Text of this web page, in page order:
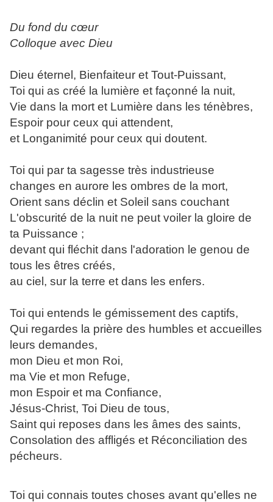
Du fond du cœur
Colloque avec Dieu
Dieu éternel, Bienfaiteur et Tout-Puissant,
Toi qui as créé la lumière et façonné la nuit,
Vie dans la mort et Lumière dans les ténèbres,
Espoir pour ceux qui attendent,
et Longanimité pour ceux qui doutent.
Toi qui par ta sagesse très industrieuse
changes en aurore les ombres de la mort,
Orient sans déclin et Soleil sans couchant
L'obscurité de la nuit ne peut voiler la gloire de
ta Puissance ;
devant qui fléchit dans l'adoration le genou de
tous les êtres créés,
au ciel, sur la terre et dans les enfers.
Toi qui entends le gémissement des captifs,
Qui regardes la prière des humbles et accueilles
leurs demandes,
mon Dieu et mon Roi,
ma Vie et mon Refuge,
mon Espoir et ma Confiance,
Jésus-Christ, Toi Dieu de tous,
Saint qui reposes dans les âmes des saints,
Consolation des affligés et Réconciliation des
pécheurs.
Toi qui connais toutes choses avant qu'elles ne